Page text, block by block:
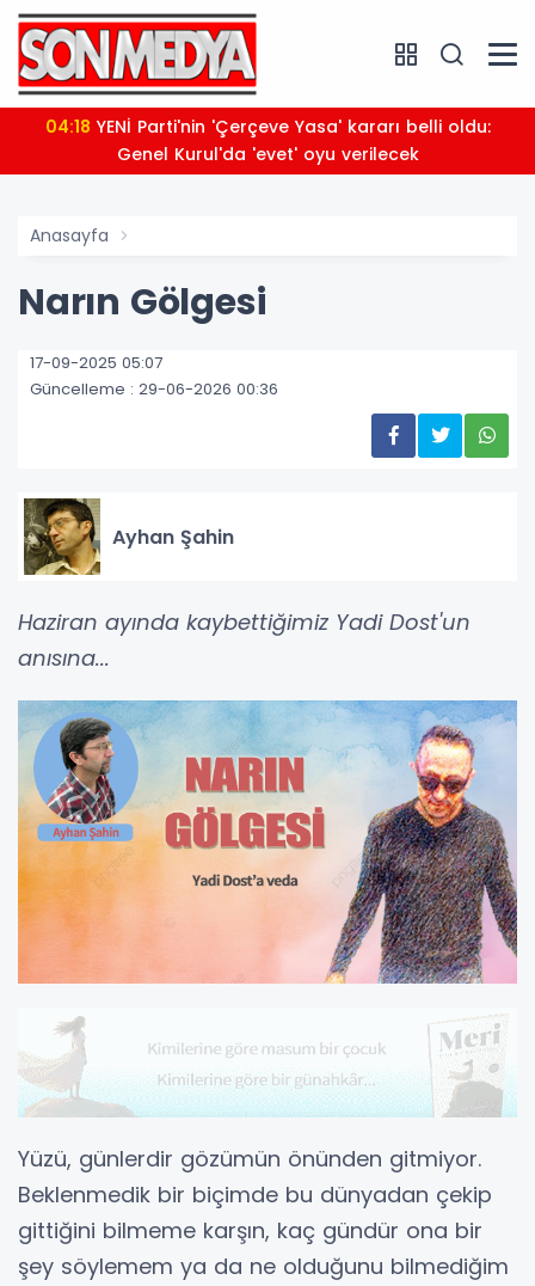
04:18
Genel Kurul'da 'evet' oyu verilecek
Anasayfa
Narın Gölgesi
17-09-2025 05:07
Güncelleme : 29-06-2026 00:36
Ayhan Şahin
Haziran ayında kaybettiğimiz Yadi Dost'un
anısına...
Yüzü, günlerdir gözümün önünden gitmiyor.
Beklenmedik bir biçimde bu dünyadan çekip
gittiğini bilmeme karşın, kaç gündür ona bir
şey söylemem ya da ne olduğunu bilmediğim